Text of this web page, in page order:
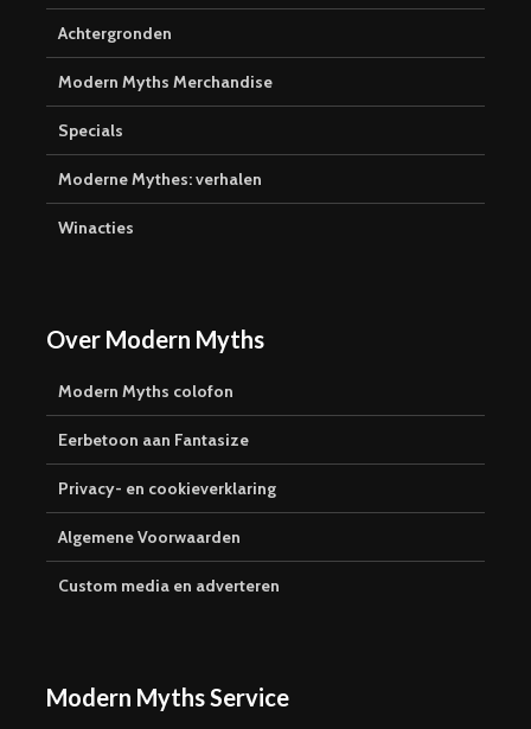
Achtergronden
Modern Myths Merchandise
Specials
Moderne Mythes: verhalen
Winacties
Over Modern Myths
Modern Myths colofon
Eerbetoon aan Fantasize
Privacy- en cookieverklaring
Algemene Voorwaarden
Custom media en adverteren
Modern Myths Service